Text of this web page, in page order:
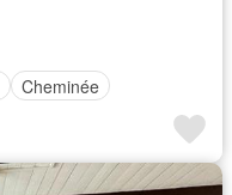
Cheminée